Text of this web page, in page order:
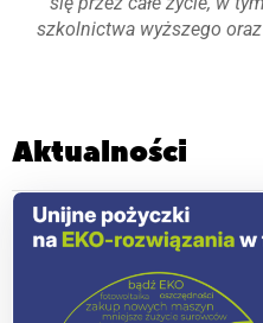
szkolnictwa wyższego
Aktualności